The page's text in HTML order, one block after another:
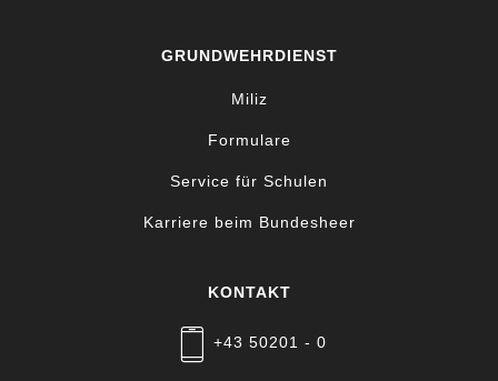
GRUNDWEHRDIENST
Miliz
Formulare
Service für Schulen
Karriere beim Bundesheer
KONTAKT
+43 50201 - 0